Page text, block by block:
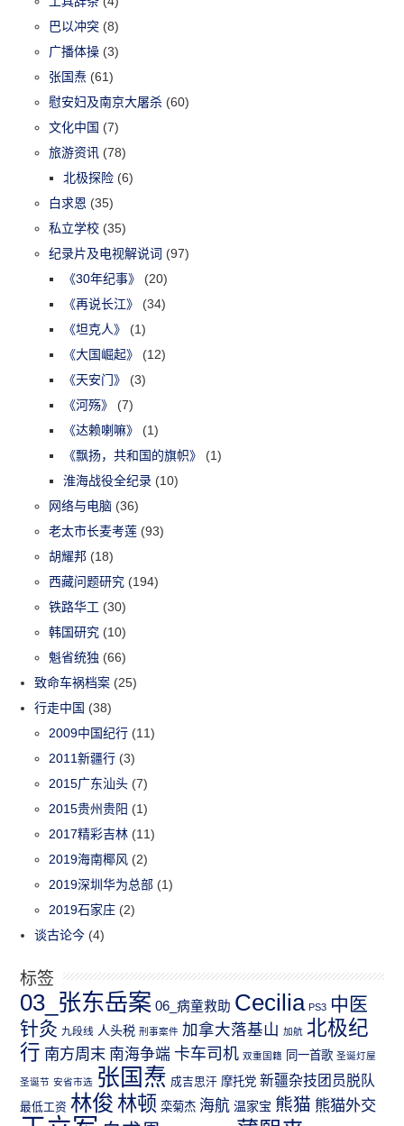
巴以冲突 (8)
广播体操 (3)
张国焘 (61)
慰安妇及南京大屠杀 (60)
文化中国 (7)
旅游资讯 (78)
北极探险 (6)
白求恩 (35)
私立学校 (35)
纪录片及电视解说词 (97)
《30年纪事》
(20)
《再说长江》
(34)
《坦克人》
(1)
《大国崛起》
(12)
《天安门》
(3)
《河殇》
(7)
《达赖喇嘛》
(1)
《飘扬，共和国的旗帜》
(1)
淮海战役全纪录 (10)
网络与电脑 (36)
老太市长麦考莲 (93)
胡耀邦 (18)
西藏问题研究 (194)
铁路华工 (30)
韩国研究 (10)
魁省统独 (66)
致命车祸档案 (25)
行走中国 (38)
2009中国纪行 (11)
2011新疆行 (3)
2015广东汕头 (7)
2015贵州贵阳 (1)
2017精彩吉林 (11)
2019海南椰风 (2)
2019深圳华为总部 (1)
2019石家庄 (2)
谈古论今 (4)
标签
03_张东岳案 06_病童救助 Cecilia PS3 中医
针灸 九段线 人头税 刑事案件 加拿大落基山 加航 北极纪
行 南方周末 南海争端 卡车司机 双重国籍 同一首歌 圣诞灯屋
圣诞节 安省市选 张国焘 成吉思汗 摩托党 新疆杂技团员脱队
最低工资 林俊 林顿 栾菊杰 海航 温家宝 熊猫 熊猫外交